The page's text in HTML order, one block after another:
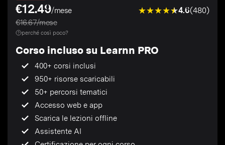
€12.49/mese
€16.67/mese
4.6(480)
perché così poco?
Corso incluso su Learnn PRO
400+ corsi inclusi
950+ risorse scaricabili
50+ percorsi tematici
Accesso web e app
Scarica le lezioni offline
Assistente AI